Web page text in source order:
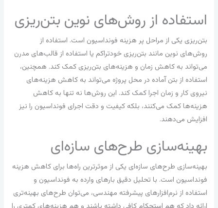
استفاده از روش‌های نوین بتن‌ریزی
بتن‌ریزی یکی از مراحل پر هزینه فونداسیون است. استفاده از
روش‌های نوین مانند بتن‌ریزی خودتراکم یا استفاده از قالب‌های مدرن
می‌تواند به کاهش زمان و هزینه‌های بتن‌ریزی کمک کند. همچنین،
استفاده از بتن آماده در محل پروژه می‌تواند به کاهش هزینه‌های
نیروی کار و زمان اجرا کمک کند. این روش‌ها نه تنها به کاهش
هزینه‌ها کمک می‌کنند، بلکه کیفیت و دقت اجرای فونداسیون را نیز
افزایش می‌دهند.
بهینه‌سازی طرح‌های سازه‌ای
بهینه‌سازی طرح‌های سازه‌ای یکی از موثرترین راه‌ها برای کاهش هزینه
فونداسیون است. با تحلیل دقیق بارهای وارده به فونداسیون و
استفاده از نرم‌افزارهای پیشرفته مهندسی، می‌توان طرح‌های بهینه‌تری